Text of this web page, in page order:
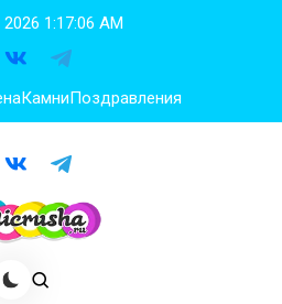
2026 1:17:07 AM
КамниПоздравления